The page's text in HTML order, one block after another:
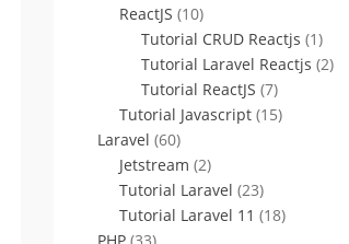
ReactJS (10)
Tutorial CRUD Reactjs (1)
Tutorial Laravel Reactjs (2)
Tutorial ReactJS (7)
Tutorial Javascript (15)
Laravel (60)
Jetstream (2)
Tutorial Laravel (23)
Tutorial Laravel 11 (18)